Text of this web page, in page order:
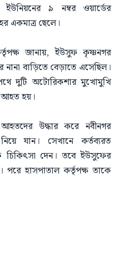
৯ নম্বর ওয়ার্ডের
একমাত্র ছেলে।
জানায়, ইউসুফ কৃষ্ণনগর
বাড়িতে বেড়াতে এসেছিল।
দুটি অটোরিকশার মুখোমুখি
হয়।
আহতদের উদ্ধার করে নবীনগর
যান। সেখানে কর্তব্যরত
চিকিৎসা দেন। তবে ইউসুফের
পরে হাসপাতাল কর্তৃপক্ষ তাকে